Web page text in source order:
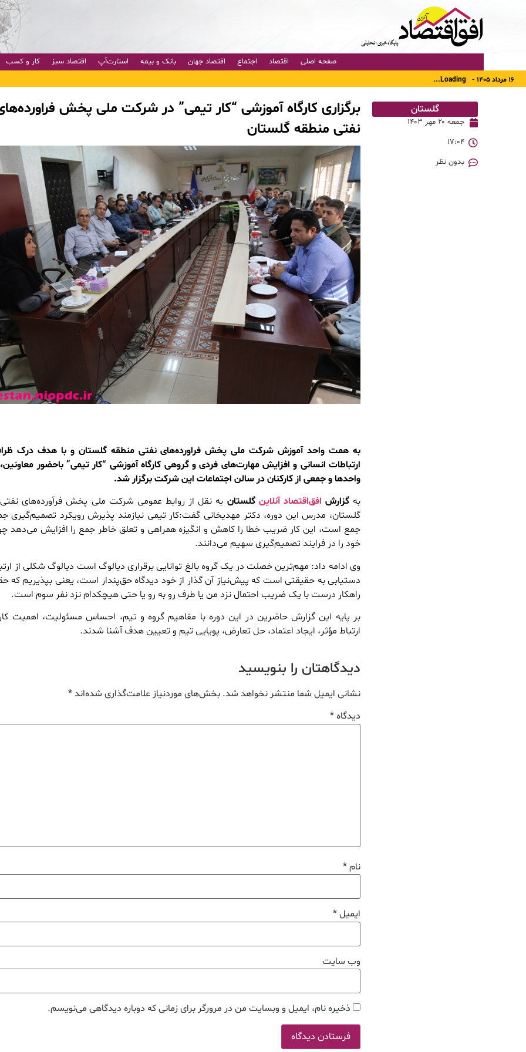
صفحه اصلی اقتصاد اجتماع اقتصاد جهان بانک و بیمه استارت‌آپ اقتصاد سبز کار و کسب
۱۶ مرداد ۱۴۰۵ - Loading...
گلستان
جمعه ۲۰ مهر ۱۴۰۳
۱۷:۰۴
بدون نظر
برگزاری کارگاه آموزشی “کار تیمی” در شرکت ملی پخش
نفتی منطقه گلستان
به همت واحد آموزش شرکت ملی پخش فراورده‌های نفتی منطقه گلستان و با هدف درک
ارتباطات انسانی و افزایش مهارت‌های فردی و گروهی کارگاه آموزشی “کار تیمی” باحضور
واحدها و جمعی از کارکنان در سالن اجتماعات این شرکت برگزار شد.
به گزارش افق‌اقتصاد آنلاین گلستان به نقل از روابط عمومی شرکت ملی پخش فرآورده‌های
گلستان، مدرس این دوره، دکتر مهدیخانی گفت:کار تیمی نیازمند پذیرش رویکرد تصمیم‌گیری
جمع است، این کار ضریب خطا را کاهش و انگیزه همراهی و تعلق خاطر جمع را افزایش می‌دهد
خود را در فرایند تصمیم‌گیری سهیم می‌دانند.
وی ادامه داد: مهم‌ترین خصلت در یک گروه بالغ توانایی برقراری دیالوگ است دیالوگ شکلی از
دستیابی به حقیقتی است که پیش‌نیاز آن گذار از خود دیدگاه حق‌پندار است، یعنی بپذیریم که
راهکار درست با یک ضریب احتمال نزد من یا طرف رو به رو یا حتی هیچکدام نزد نفر سوم است.
بر پایه این گزارش حاضرین در این دوره با مفاهیم گروه و تیم، احساس مسئولیت، اهمیت
ارتباط مؤثر، ایجاد اعتماد، حل تعارض، پویایی تیم و تعیین هدف آشنا شدند.
دیدگاهتان را بنویسید
نشانی ایمیل شما منتشر نخواهد شد. بخش‌های موردنیاز علامت‌گذاری شده‌اند*
دیدگاه*
نام*
ایمیل*
وب‌ سایت
ذخیره نام، ایمیل و وبسایت من در مرورگر برای زمانی که دوباره دیدگاهی می‌نویسم.